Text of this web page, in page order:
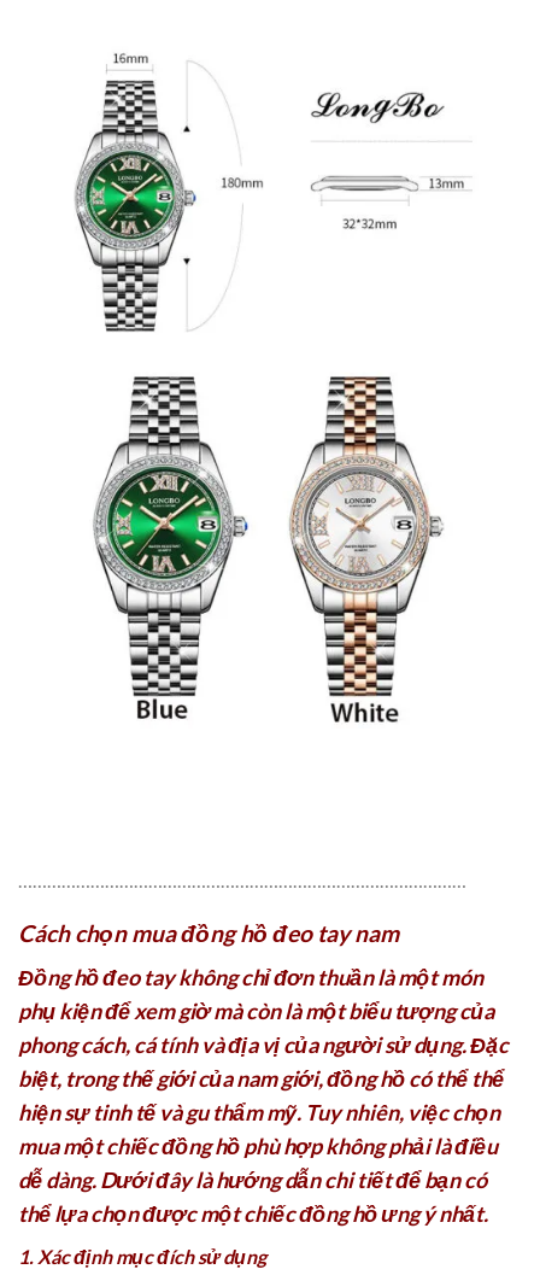
Cách chọn mua đồng hồ đeo tay nam
Đồng hồ đeo tay không chỉ đơn thuần là một món
phụ kiện để xem giờ mà còn là một biểu tượng của
phong cách, cá tính và địa vị của người sử dụng. Đặc
biệt, trong thế giới của nam giới, đồng hồ có thể thể
hiện sự tinh tế và gu thẩm mỹ. Tuy nhiên, việc chọn
mua một chiếc đồng hồ phù hợp không phải là điều
dễ dàng. Dưới đây là hướng dẫn chi tiết để bạn có
thể lựa chọn được một chiếc đồng hồ ưng ý nhất.
1. Xác định mục đích sử dụng